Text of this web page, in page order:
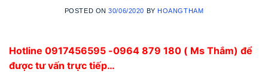
POSTED ON30/06/2020 BY HOANGTHAM
Hotline 0917456595 -0964 879 180 ( Ms Thắm) để
được tư vấn trực tiếp…